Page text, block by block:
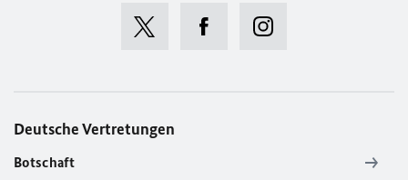
Deutsche Vertretungen
Botschaft